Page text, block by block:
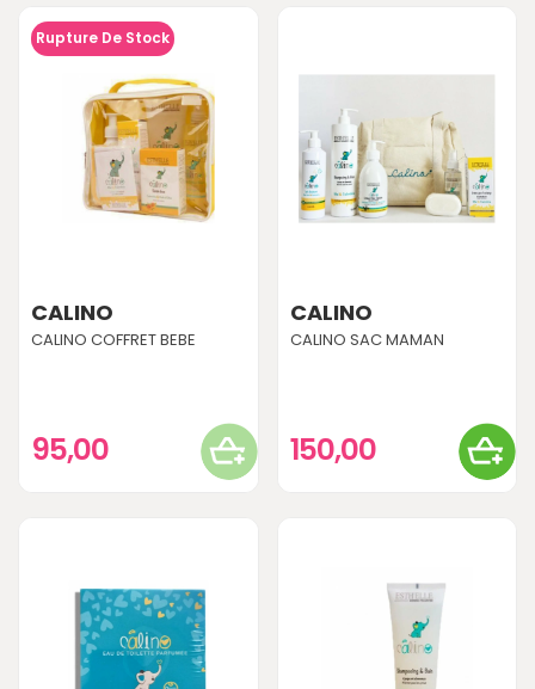
Rupture De Stock
CALINO
CALINO COFFRET BEBE
95,00
CALINO
CALINO SAC MAMAN
150,00